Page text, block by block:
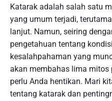
Katarak adalah salah satu
yang umum terjadi,
lanjut. Namun, seiring
pengetahuan tentang
kesalahpahaman yang
akan membahas lima mitos
perlu Anda hentikan. Mari
tentang katarak dan